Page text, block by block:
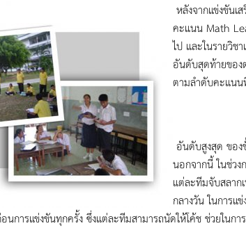
หลังจากแข่งขันเ
คะแนน Math
ไป และในรายวิช
อันดับสุดท้ายของ
ตามลำดับคะแน
อันดับสูงสุด ขอ
นอกจากนี้ ในช่วง
แต่ละทีมจับสลาก
กลางวัน ในการแ
การแข่งขันทุกครั้ง ซึ่งแต่ละทีมสามารถนัดให้โค้ช ช่วยในก